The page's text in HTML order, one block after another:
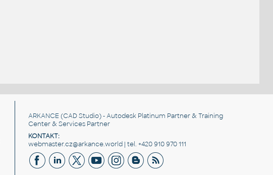
ARKANCE (CAD Studio) - Autodesk Platinum Partner & Training
Center & Services Partner
KONTAKT:
webmaster.cz@arkance.world | tel. +420 910 970 111